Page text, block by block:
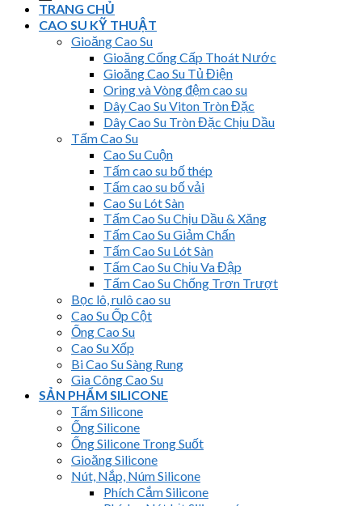
TRANG CHỦ
CAO SU KỸ THUẬT
Gioăng Cao Su
Gioăng Cống Cấp Thoát Nước
Gioăng Cao Su Tủ Điện
Oring và Vòng đệm cao su
Dây Cao Su Viton Tròn Đặc
Dây Cao Su Tròn Đặc Chịu Dầu
Tấm Cao Su
Cao Su Cuộn
Tấm cao su bố thép
Tấm cao su bố vải
Cao Su Lót Sàn
Tấm Cao Su Chịu Dầu & Xăng
Tấm Cao Su Giảm Chấn
Tấm Cao Su Lót Sàn
Tấm Cao Su Chịu Va Đập
Tấm Cao Su Chống Trơn Trượt
Bọc lô, rulô cao su
Cao Su Ốp Cột
Ống Cao Su
Cao Su Xốp
Bi Cao Su Sàng Rung
Gia Công Cao Su
SẢN PHẨM SILICONE
Tấm Silicone
Ống Silicone
Ống Silicone Trong Suốt
Gioăng Silicone
Nút, Nắp, Núm Silicone
Phích Cắm Silicone